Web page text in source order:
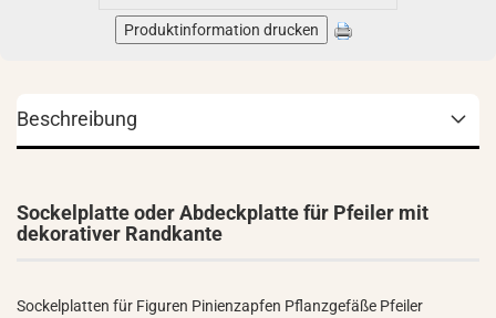
Produktinformation drucken
Beschreibung
Sockelplatte oder Abdeckplatte für Pfeiler mit
dekorativer Randkante
Sockelplatten für Figuren Pinienzapfen Pflanzgefäße Pfeiler